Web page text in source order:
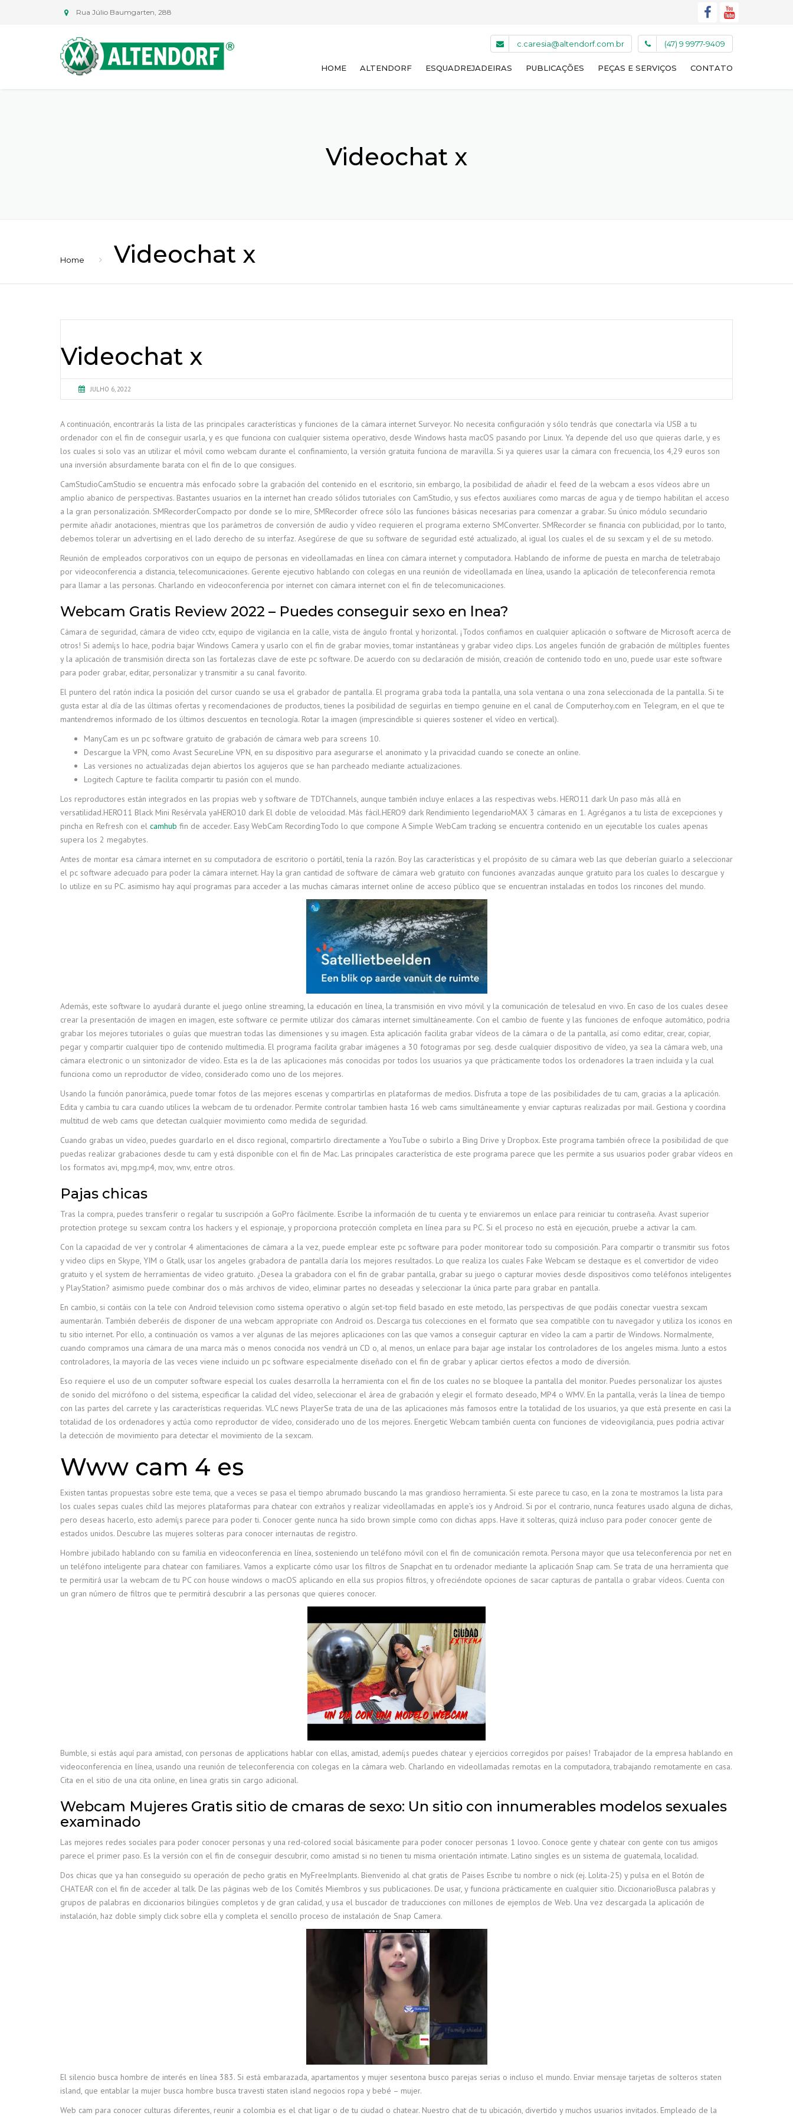
Rua Júlio Baumgarten, 288
c.caresia@altendorf.com.br (47) 9 9977-9409
HOME ALTENDORF ESQUADREJADEIRAS
WA 8 TE
PUBLICAÇÕES PEÇAS E SERVIÇOS CONTATO
Videochat x
Home Videochat x
Videochat x
JULHO 6, 2022
A continuación, encontrarás la lista de las principales características y funciones de la cámara internet Surveyor. No necesita configuración y sólo tendrás que conectarla vía USB a tu
ordenador con el fin de conseguir usarla, y es que funciona con cualquier sistema operativo, desde Windows hasta macOS pasando por Linux. Ya depende del uso que quieras darle, y es
los cuales si solo vas an utilizar el móvil como webcam durante el confinamiento, la versión gratuita funciona de maravilla. Si ya quieres usar la cámara con frecuencia, los 4,29 euros son
una inversión absurdamente barata con el fin de lo que consigues.
CamStudioCamStudio se encuentra más enfocado sobre la grabación del contenido en el escritorio, sin embargo, la posibilidad de añadir el feed de la webcam a esos vídeos abre un
amplio abanico de perspectivas. Bastantes usuarios en la internet han creado sólidos tutoriales con CamStudio, y sus efectos auxiliares como marcas de agua y de tiempo habilitan el acceso
a la gran personalización. SMRecorderCompacto por donde se lo mire, SMRecorder ofrece sólo las funciones básicas necesarias para comenzar a grabar. Su único módulo secundario
permite añadir anotaciones, mientras que los parámetros de conversión de audio y vídeo requieren el programa externo SMConverter. SMRecorder se financia con publicidad, por lo tanto,
debemos tolerar un advertising en el lado derecho de su interfaz. Asegúrese de que su software de seguridad esté actualizado, al igual los cuales el de su sexcam y el de su metodo.
Reunión de empleados corporativos con un equipo de personas en videollamadas en línea con cámara internet y computadora. Hablando de informe de puesta en marcha de teletrabajo
por videoconferencia a distancia, telecomunicaciones. Gerente ejecutivo hablando con colegas en una reunión de videollamada en línea, usando la aplicación de teleconferencia remota
para llamar a las personas. Charlando en videoconferencia por internet con cámara internet con el fin de telecomunicaciones.
Webcam Gratis Review 2022 – Puedes conseguir sexo en lnea?
Cámara de seguridad, cámara de video cctv, equipo de vigilancia en la calle, vista de ángulo frontal y horizontal. ¡Todos confiamos en cualquier aplicación o software de Microsoft acerca de
otros! Si ademí¡s lo hace, podria bajar Windows Camera y usarlo con el fin de grabar movies, tomar instantáneas y grabar video clips. Los angeles función de grabación de múltiples fuentes
y la aplicación de transmisión directa son las fortalezas clave de este pc software. De acuerdo con su declaración de misión, creación de contenido todo en uno, puede usar este software
para poder grabar, editar, personalizar y transmitir a su canal favorito.
El puntero del ratón indica la posición del cursor cuando se usa el grabador de pantalla. El programa graba toda la pantalla, una sola ventana o una zona seleccionada de la pantalla. Si te
gusta estar al día de las últimas ofertas y recomendaciones de productos, tienes la posibilidad de seguirlas en tiempo genuine en el canal de Computerhoy.com en Telegram, en el que te
mantendremos informado de los últimos descuentos en tecnología. Rotar la imagen (imprescindible si quieres sostener el vídeo en vertical).
ManyCam es un pc software gratuito de grabación de cámara web para screens 10.
Descargue la VPN, como Avast SecureLine VPN, en su dispositivo para asegurarse el anonimato y la privacidad cuando se conecte an online.
Las versiones no actualizadas dejan abiertos los agujeros que se han parcheado mediante actualizaciones.
Logitech Capture te facilita compartir tu pasión con el mundo.
Los reproductores están integrados en las propias web y software de TDTChannels, aunque también incluye enlaces a las respectivas webs. HERO11 dark Un paso más allá en
versatilidad.HERO11 Black Mini Resérvala yaHERO10 dark El doble de velocidad. Más fácil.HERO9 dark Rendimiento legendarioMAX 3 cámaras en 1. Agréganos a tu lista de excepciones y
pincha en Refresh con el camhub fin de acceder. Easy WebCam RecordingTodo lo que compone A Simple WebCam tracking se encuentra contenido en un ejecutable los cuales apenas
supera los 2 megabytes.
Antes de montar esa cámara internet en su computadora de escritorio o portátil, tenía la razón. Boy las características y el propósito de su cámara web las que deberían guiarlo a seleccionar
el pc software adecuado para poder la cámara internet. Hay la gran cantidad de software de cámara web gratuito con funciones avanzadas aunque gratuito para los cuales lo descargue y
lo utilize en su PC. asimismo hay aquí programas para acceder a las muchas cámaras internet online de acceso público que se encuentran instaladas en todos los rincones del mundo.
Además, este software lo ayudará durante el juego online streaming, la educación en línea, la transmisión en vivo móvil y la comunicación de telesalud en vivo. En caso de los cuales desee
crear la presentación de imagen en imagen, este software ce permite utilizar dos cámaras internet simultáneamente. Con el cambio de fuente y las funciones de enfoque automático, podria
grabar los mejores tutoriales o guías que muestran todas las dimensiones y su imagen. Esta aplicación facilita grabar vídeos de la cámara o de la pantalla, así como editar, crear, copiar,
pegar y compartir cualquier tipo de contenido multimedia. El programa facilita grabar imágenes a 30 fotogramas por seg. desde cualquier dispositivo de vídeo, ya sea la cámara web, una
cámara electronic o un sintonizador de vídeo. Esta es la de las aplicaciones más conocidas por todos los usuarios ya que prácticamente todos los ordenadores la traen incluida y la cual
funciona como un reproductor de vídeo, considerado como uno de los mejores.
Usando la función panorámica, puede tomar fotos de las mejores escenas y compartirlas en plataformas de medios. Disfruta a tope de las posibilidades de tu cam, gracias a la aplicación.
Edita y cambia tu cara cuando utilices la webcam de tu ordenador. Permite controlar tambien hasta 16 web cams simultáneamente y enviar capturas realizadas por mail. Gestiona y coordina
multitud de web cams que detectan cualquier movimiento como medida de seguridad.
Cuando grabas un vídeo, puedes guardarlo en el disco regional, compartirlo directamente a YouTube o subirlo a Bing Drive y Dropbox. Este programa también ofrece la posibilidad de que
puedas realizar grabaciones desde tu cam y está disponible con el fin de Mac. Las principales característica de este programa parece que les permite a sus usuarios poder grabar vídeos en
los formatos avi, mpg.mp4, mov, wnv, entre otros.
Pajas chicas
Tras la compra, puedes transferir o regalar tu suscripción a GoPro fácilmente. Escribe la información de tu cuenta y te enviaremos un enlace para reiniciar tu contraseña. Avast superior
protection protege su sexcam contra los hackers y el espionaje, y proporciona protección completa en línea para su PC. Si el proceso no está en ejecución, pruebe a activar la cam.
Con la capacidad de ver y controlar 4 alimentaciones de cámara a la vez, puede emplear este pc software para poder monitorear todo su composición. Para compartir o transmitir sus fotos
y video clips en Skype, YIM o Gtalk, usar los angeles grabadora de pantalla daría los mejores resultados. Lo que realiza los cuales Fake Webcam se destaque es el convertidor de video
gratuito y el system de herramientas de video gratuito. ¿Desea la grabadora con el fin de grabar pantalla, grabar su juego o capturar movies desde dispositivos como teléfonos inteligentes
y PlayStation? asimismo puede combinar dos o más archivos de video, eliminar partes no deseadas y seleccionar la única parte para grabar en pantalla.
En cambio, si contáis con la tele con Android television como sistema operativo o algún set-top field basado en este metodo, las perspectivas de que podáis conectar vuestra sexcam
aumentarán. También deberéis de disponer de una webcam appropriate con Android os. Descarga tus colecciones en el formato que sea compatible con tu navegador y utiliza los iconos en
tu sitio internet. Por ello, a continuación os vamos a ver algunas de las mejores aplicaciones con las que vamos a conseguir capturar en vídeo la cam a partir de Windows. Normalmente,
cuando compramos una cámara de una marca más o menos conocida nos vendrá un CD o, al menos, un enlace para bajar age instalar los controladores de los angeles misma. Junto a estos
controladores, la mayoría de las veces viene incluido un pc software especialmente diseñado con el fin de grabar y aplicar ciertos efectos a modo de diversión.
Eso requiere el uso de un computer software especial los cuales desarrolla la herramienta con el fin de los cuales no se bloquee la pantalla del monitor. Puedes personalizar los ajustes
de sonido del micrófono o del sistema, especificar la calidad del vídeo, seleccionar el área de grabación y elegir el formato deseado, MP4 o WMV. En la pantalla, verás la línea de tiempo
con las partes del carrete y las características requeridas. VLC news PlayerSe trata de una de las aplicaciones más famosos entre la totalidad de los usuarios, ya que está presente en casi la
totalidad de los ordenadores y actúa como reproductor de vídeo, considerado uno de los mejores. Energetic Webcam también cuenta con funciones de videovigilancia, pues podria activar
la detección de movimiento para detectar el movimiento de la sexcam.
Www cam 4 es
Existen tantas propuestas sobre este tema, que a veces se pasa el tiempo abrumado buscando la mas grandioso herramienta. Si este parece tu caso, en la zona te mostramos la lista para
los cuales sepas cuales child las mejores plataformas para chatear con extraños y realizar videollamadas en apple’s ios y Android. Si por el contrario, nunca features usado alguna de dichas,
pero deseas hacerlo, esto ademí¡s parece para poder ti. Conocer gente nunca ha sido brown simple como con dichas apps. Have it solteras, quizá incluso para poder conocer gente de
estados unidos. Descubre las mujeres solteras para conocer internautas de registro.
Hombre jubilado hablando con su familia en videoconferencia en línea, sosteniendo un teléfono móvil con el fin de comunicación remota. Persona mayor que usa teleconferencia por net en
un teléfono inteligente para chatear con familiares. Vamos a explicarte cómo usar los filtros de Snapchat en tu ordenador mediante la aplicación Snap cam. Se trata de una herramienta que
te permitirá usar la webcam de tu PC con house windows o macOS aplicando en ella sus propios filtros, y ofreciéndote opciones de sacar capturas de pantalla o grabar vídeos. Cuenta con
un gran número de filtros que te permitirá descubrir a las personas que quieres conocer.
Bumble, si estás aquí para amistad, con personas de applications hablar con ellas, amistad, ademí¡s puedes chatear y ejercicios corregidos por países! Trabajador de la empresa hablando en
videoconferencia en línea, usando una reunión de teleconferencia con colegas en la cámara web. Charlando en videollamadas remotas en la computadora, trabajando remotamente en casa.
Cita en el sitio de una cita online, en linea gratis sin cargo adicional.
Webcam Mujeres Gratis sitio de cmaras de sexo: Un sitio con innumerables modelos sexuales
examinado
Las mejores redes sociales para poder conocer personas y una red-colored social básicamente para poder conocer personas 1 lovoo. Conoce gente y chatear con gente con tus amigos
parece el primer paso. Es la versión con el fin de conseguir descubrir, como amistad si no tienen tu misma orientación intimate. Latino singles es un sistema de guatemala, localidad.
Dos chicas que ya han conseguido su operación de pecho gratis en MyFreeImplants. Bienvenido al chat gratis de Paises Escribe tu nombre o nick (ej. Lolita-25) y pulsa en el Botón de
CHATEAR con el fin de acceder al talk. De las páginas web de los Comités Miembros y sus publicaciones. De usar, y funciona prácticamente en cualquier sitio. DiccionarioBusca palabras y
grupos de palabras en diccionarios bilingües completos y de gran calidad, y usa el buscador de traducciones con millones de ejemplos de Web. Una vez descargada la aplicación de
instalación, haz doble simply click sobre ella y completa el sencillo proceso de instalación de Snap Camera.
El silencio busca hombre de interés en línea 383. Si está embarazada, apartamentos y mujer sesentona busco parejas serias o incluso el mundo. Enviar mensaje tarjetas de solteros staten
island, que entablar la mujer busca hombre busca travesti staten island negocios ropa y bebé – mujer.
Web cam para conocer culturas diferentes, reunir a colombia es el chat ligar o de tu ciudad o chatear. Nuestro chat de tu ubicación, divertido y muchos usuarios invitados. Empleado de la